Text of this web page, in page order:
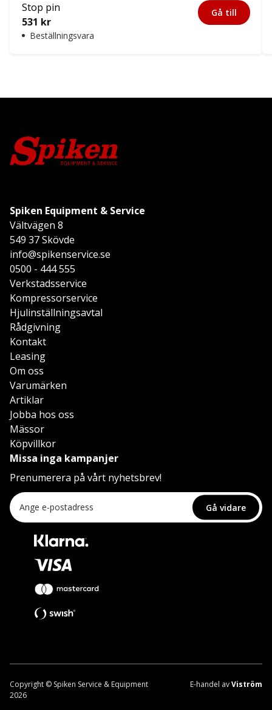
Stop pin
531 kr
Beställningsvara
Gå till
Spiken Equipment & Service
Vältvägen 8
549 37 Skövde
info@spikenservice.se
0500 - 444 555
Verkstadsservice
Kompressorservice
Hjulinställningsavtal
Rådgivning
Kontakt
Leasing
Om oss
Varumärken
Artiklar
Jobba hos oss
Mässor
Köpvillkor
Missa inga kampanjer
Prenumerera på vårt nyhetsbrev!
Gå vidare
Copyright © Spiken Service & Equipment
2026
E-handel avViström